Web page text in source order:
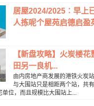
居屋2024/2025︰早上
人拣呢个屋苑启德启盈
【新盘攻略】火炭楼
田另一良机...
由内房地产商发展的港铁火炭
与大围站只是相距两个站，共
位，而且规模比大围站上...